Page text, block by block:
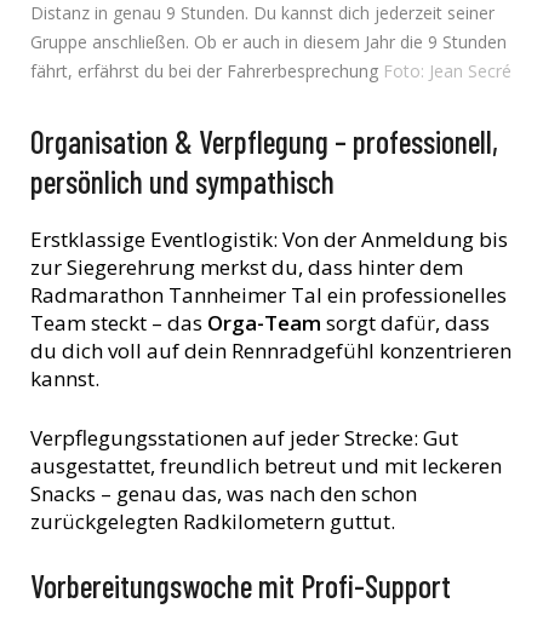
Distanz in genau 9 Stunden. Du kannst dich jederzeit seiner
Gruppe anschließen. Ob er auch in diesem Jahr die 9 Stunden
fährt, erfährst du bei der Fahrerbesprechung Foto: Jean Secré
Organisation & Verpflegung – professionell,
persönlich und sympathisch
Erstklassige Eventlogistik: Von der Anmeldung bis
zur Siegerehrung merkst du, dass hinter dem
Radmarathon Tannheimer Tal ein professionelles
Team steckt – das Orga-Team sorgt dafür, dass
du dich voll auf dein Rennradgefühl konzentrieren
kannst.
Verpflegungsstationen auf jeder Strecke: Gut
ausgestattet, freundlich betreut und mit leckeren
Snacks – genau das, was nach den schon
zurückgelegten Radkilometern guttut.
Vorbereitungswoche mit Profi-Support